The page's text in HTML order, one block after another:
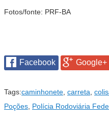
Fotos/fonte: PRF-BA
Facebook Google+
Tags:caminhonete, carreta,
Poções, Polícia Rodoviária